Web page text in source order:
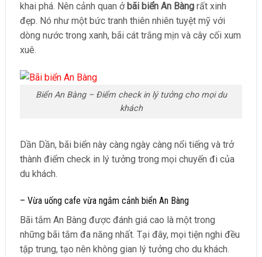
khai phá. Nên cảnh quan ở bãi biển An Bàngrất xinh
đẹp. Nó như một bức tranh thiên nhiên tuyệt mỹ với
dòng nước trong xanh, bãi cát trắng mịn và cây cối xum
xuê.
Biển An Bàng – Điểm check in lý tưởng cho mọi du
khách
Dần Dần, bãi biển này càng ngày càng nổi tiếng và trở
thành điểm check in lý tưởng trong mọi chuyến đi của
du khách.
– Vừa uống cafe vừa ngắm cảnh biển An Bàng
Bãi tắm An Bàng được đánh giá cao là một trong
những bãi tắm đa năng nhất. Tại đây, mọi tiện nghi đều
tập trung, tạo nên không gian lý tưởng cho du khách.